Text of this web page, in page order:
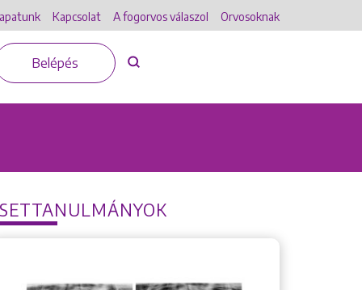
Kapcsolat A fogorvos válaszol Orvosoknak
Belépés